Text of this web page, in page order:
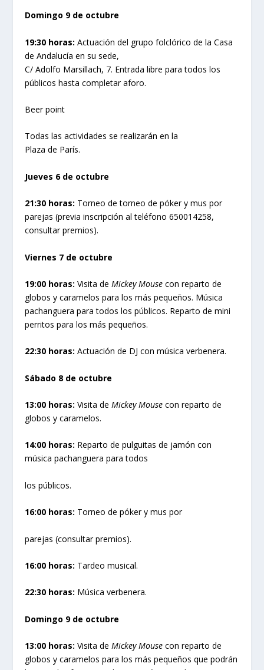
Domingo 9 de octubre
19:30 horas: Actuación del grupo folclórico de la Casa
de Andalucía en su sede,
C/ Adolfo Marsillach, 7. Entrada libre para todos los
públicos hasta completar aforo.
Beer point
Todas las actividades se realizarán en la
Plaza de París.
Jueves 6 de octubre
21:30 horas: Torneo de torneo de póker y mus por
parejas (previa inscripción al teléfono 650014258,
consultar premios).
Viernes 7 de octubre
19:00 horas: Visita deMickey Mouse con reparto de
globos y caramelos para los más pequeños. Música
pachanguera para todos los públicos. Reparto de mini
perritos para los más pequeños.
22:30 horas: Actuación de DJ con música verbenera.
Sábado 8 de octubre
13:00 horas: Visita deMickey Mouse con reparto de
globos y caramelos.
14:00 horas: Reparto de pulguitas de jamón con
música pachanguera para todos
los públicos.
16:00 horas: Torneo de póker y mus por
parejas (consultar premios).
16:00 horas: Tardeo musical.
22:30 horas: Música verbenera.
Domingo 9 de octubre
13:00 horas: Visita deMickey Mousecon reparto de
globos y caramelos para los más pequeños que podrán